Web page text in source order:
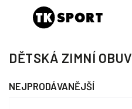
DĚTSKÁ ZIMNÍ OBUV
NEJPRODÁVANĚJŠÍ